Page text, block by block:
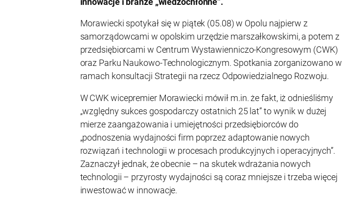
Morawiecki spotykał się w piątek (05.08) w Opolu najpierw z
samorządowcami w opolskim urzędzie marszałkowskimi, a potem z
przedsiębiorcami w Centrum Wystawienniczo-Kongresowym (CWK)
oraz Parku Naukowo-Technologicznym. Spotkania zorganizowano w
ramach konsultacji Strategii na rzecz Odpowiedzialnego Rozwoju.
W CWK wicepremier Morawiecki mówił m.in. że fakt, iż odnieśliśmy
„względny sukces gospodarczy ostatnich 25 lat” to wynik w dużej
mierze zaangażowania i umiejętności przedsiębiorców do
„podnoszenia wydajności firm poprzez adaptowanie nowych
rozwiązań i technologii w procesach produkcyjnych i operacyjnych”.
Zaznaczył jednak, że obecnie – na skutek wdrażania nowych
technologii – przyrosty wydajności są coraz mniejsze i trzeba więcej
inwestować w innowacje.